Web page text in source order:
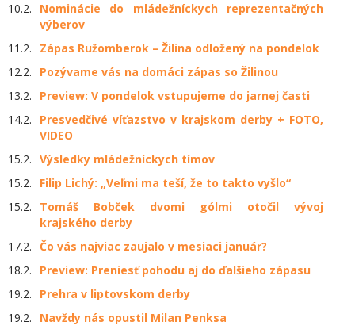
10.2.
Nominácie do mládežníckych reprezentačných
výberov
11.2.
Zápas Ružomberok – Žilina odložený na pondelok
12.2.
Pozývame vás na domáci zápas so Žilinou
13.2.
Preview: V pondelok vstupujeme do jarnej časti
14.2.
Presvedčivé víťazstvo v krajskom derby + FOTO,
VIDEO
15.2. Výsledky mládežníckych tímov
15.2.
Filip Lichý: „Veľmi ma teší, že to takto vyšlo“
15.2.
Tomáš Bobček dvomi gólmi otočil vývoj
krajského derby
17.2. Čo vás najviac zaujalo v mesiaci január?
18.2.
Preview: Preniesť pohodu aj do ďalšieho zápasu
19.2.
Prehra v liptovskom derby
19.2.
Navždy nás opustil Milan Penksa